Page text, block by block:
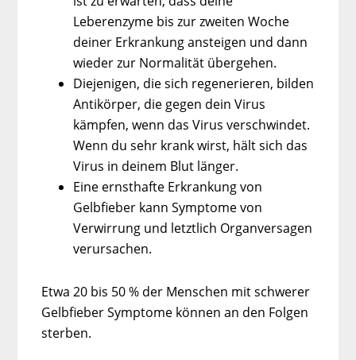
Leberenzyme bis zur zweiten Woche
deiner Erkrankung ansteigen und dann
wieder zur Normalität übergehen.
Diejenigen, die sich regenerieren, bilden
Antikörper, die gegen dein Virus
kämpfen, wenn das Virus verschwindet.
Wenn du sehr krank wirst, hält sich das
Virus in deinem Blut länger.
Eine ernsthafte Erkrankung von
Gelbfieber kann Symptome von
Verwirrung und letztlich Organversagen
verursachen.
Etwa 20 bis 50 % der Menschen mit schwerer
Gelbfieber Symptome können an den Folgen
sterben.